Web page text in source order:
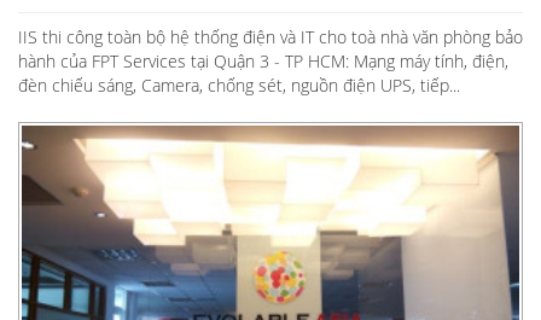
IIS thi công toàn bộ hệ thống điện và IT cho toà nhà văn phòng bảo
hành của FPT Services tại Quận 3 - TP HCM: Mạng máy tính, điện,
đèn chiếu sáng, Camera, chống sét, nguồn điện UPS, tiếp...